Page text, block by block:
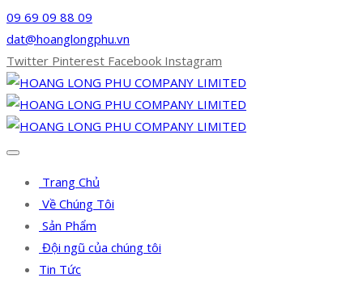
09 69 09 88 09
dat@hoanglongphu.vn
Twitter Pinterest Facebook Instagram
Trang Chủ
Về Chúng Tôi
Sản Phẩm
Đội ngũ của chúng tôi
Tin Tức